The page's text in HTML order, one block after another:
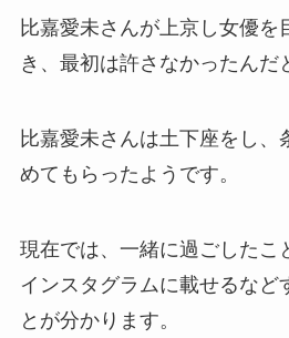
比嘉愛未さんが上京し女優を
き、最初は許さなかったんだ
比嘉愛未さんは土下座をし、
めてもらったようです。
現在では、一緒に過ごしたこ
インスタグラムに載せるなど
とが分かります。